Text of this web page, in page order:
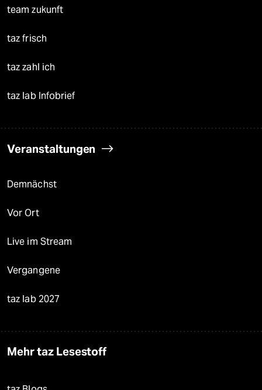
team zukunft
taz frisch
taz zahl ich
taz lab Infobrief
Veranstaltungen
Demnächst
Vor Ort
Live im Stream
Vergangene
taz lab 2027
Mehr taz Lesestoff